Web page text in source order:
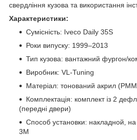
свердління кузова та використання
Характеристики:
Сумісність: Iveco Daily 35S
Роки випуску: 1999–2013
Тип кузова: вантажний фургон/
Виробник: VL-Tuning
Матеріал: тонований акрил
Комплектація: комплект із 2
(передні двери)
Способ установки: накладной, на
3M